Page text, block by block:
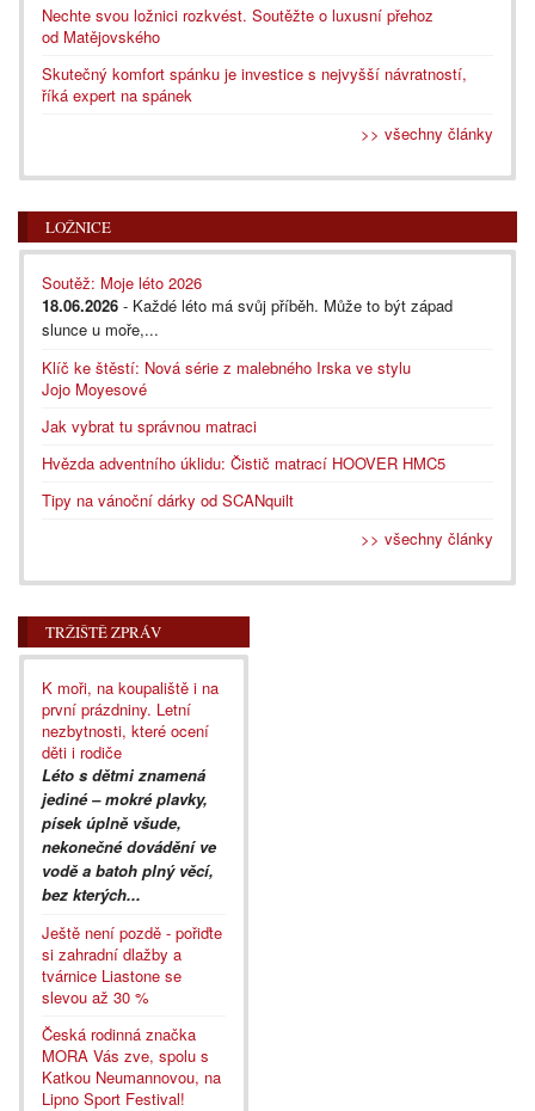
Nechte svou ložnici rozkvést. Soutěžte o luxusní přehoz
od Matějovského
Skutečný komfort spánku je investice s nejvyšší návratností,
říká expert na spánek
>> všechny články
LOŽNICE
Soutěž: Moje léto 2026
18.06.2026 - Každé léto má svůj příběh. Může to být západ
slunce u moře,...
Klíč ke štěstí: Nová série z malebného Irska ve stylu
Jojo Moyesové
Jak vybrat tu správnou matraci
Hvězda adventního úklidu: Čistič matrací HOOVER HMC5
Tipy na vánoční dárky od SCANquilt
>> všechny články
TRŽIŠTĚ ZPRÁV
K moři, na koupaliště i na
první prázdniny. Letní
nezbytnosti, které ocení
děti i rodiče
Léto s dětmi znamená
jediné – mokré plavky,
písek úplně všude,
nekonečné dovádění ve
vodě a batoh plný věcí,
bez kterých...
Ještě není pozdě - pořiďte
si zahradní dlažby a
tvárnice Liastone se
slevou až 30 %
Česká rodinná značka
MORA Vás zve, spolu s
Katkou Neumannovou, na
Lipno Sport Festival!